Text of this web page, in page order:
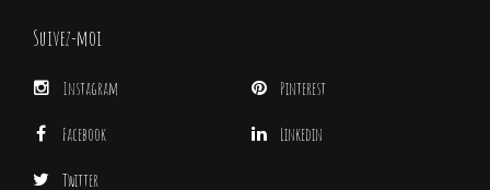
Suivez-moi
Instagram
Facebook
Twitter
Pinterest
Linkedin